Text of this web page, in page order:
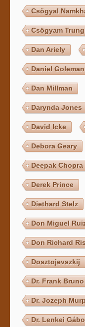
Csögyal
Csögyam
Dan Ariely
Daniel Goleman
Dan Millman
Darynda Jones
David Icke
Debora Geary
Deepak Chopra
Derek Prince
Diethard Stelz
Don Miguel
Don Richard
Dosztojevszkij
Dr. Frank Bruno
Dr. Jozeph
Dr. Lenkei